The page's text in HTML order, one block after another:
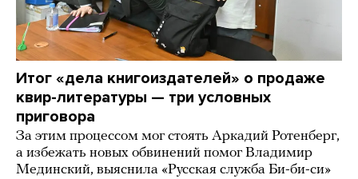
Итог «дела книгоиздателей» о продаже
квир-литературы — три условных
приговора
За этим процессом мог стоять Аркадий Ротенберг,
а избежать новых обвинений помог Владимир
Мединский, выяснила «Русская служба Би-би-си»